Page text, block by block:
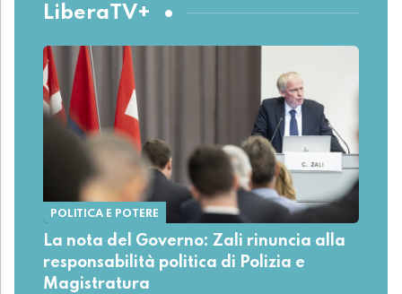
LiberaTV+
POLITICA E POTERE
La nota del Governo: Zali rinuncia alla
responsabilità politica di Polizia e
Magistratura